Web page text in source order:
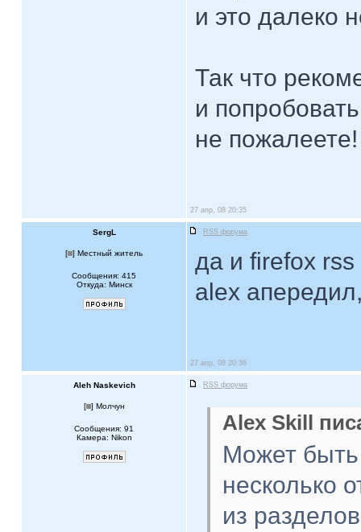
и это далеко
Так что
и
не пожалеете!
27 апр, 08 20:35
SergL RSS форума
[ ] Местный житель
Сообщения: 415
Откуда: Минск
да и firefox
alex
27 апр, 08 20:36
Aleh Naskevich RSS форума
[ ] Молчун
Сообщения: 91
Камера: Nikon
Alex Skill
Может быть
несколько
из